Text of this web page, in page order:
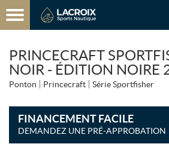
PRINCECRAFT
NOIR - ÉDITION NOIRE
Ponton Princecraft Série Sportfisher
FINANCEMENT FACILE
DEMANDEZ UNE PRÉ-APPROBATION